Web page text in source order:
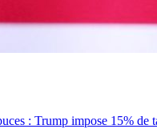
: Trump impose 15% de